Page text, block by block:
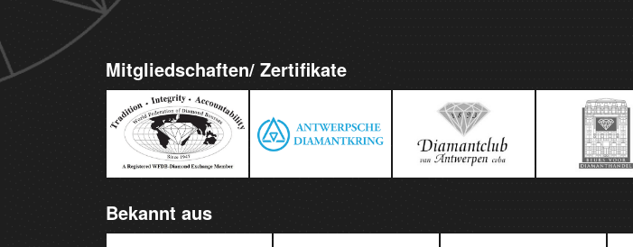
Mitgliedschaften/ Zertifikate
Bekannt aus